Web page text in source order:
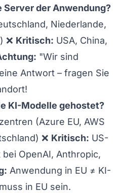
Server der Anwendung?
Niederlande,
❌ Kritisch: USA, China,
"Wir sind
Antwort – fragen Sie
KI-Modelle gehostet?
(Azure EU, AWS
❌ Kritisch: US-
OpenAI, Anthropic,
Anwendung in EU ≠ KI-
in EU sein.